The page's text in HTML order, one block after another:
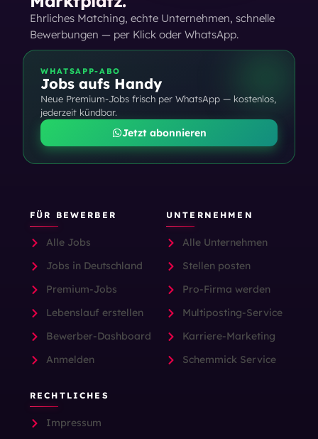
Ehrliches Matching, echte Unternehmen, schnelle
Bewerbungen — per Klick oder WhatsApp.
WHATSAPP-ABO
Jobs aufs Handy
Neue Premium-Jobs frisch per WhatsApp — kostenlos,
jederzeit kündbar.
Jetzt abonnieren
FÜR BEWERBER
Alle Jobs
Jobs in Deutschland
Premium-Jobs
Lebenslauf erstellen
Bewerber-Dashboard
Anmelden
UNTERNEHMEN
Alle Unternehmen
Stellen posten
Pro-Firma werden
Multiposting-Service
Karriere-Marketing
Schemmick Service
RECHTLICHES
Impressum